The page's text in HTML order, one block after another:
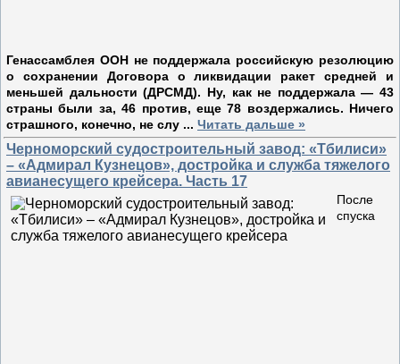
Генассамблея ООН не поддержала российскую резолюцию
о сохранении Договора о ликвидации ракет средней и
меньшей дальности (ДРСМД). Ну, как не поддержала — 43
страны были за, 46 против, еще 78 воздержались. Ничего
страшного, конечно, не слу ... Читать дальше »
Черноморский судостроительный завод: «Тбилиси»
– «Адмирал Кузнецов», достройка и служба тяжелого
авианесущего крейсера. Часть 17
После
спуска